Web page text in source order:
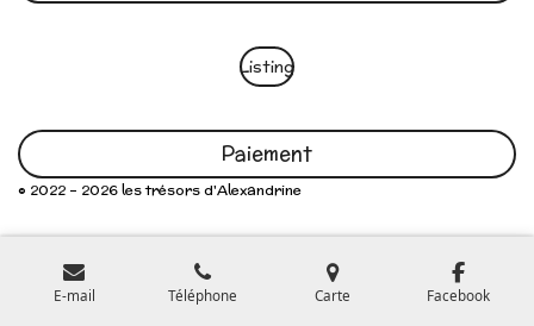
Listing
Paiement
© 2022 - 2026 les trésors d'Alexandrine
E-mail Téléphone Carte Facebook